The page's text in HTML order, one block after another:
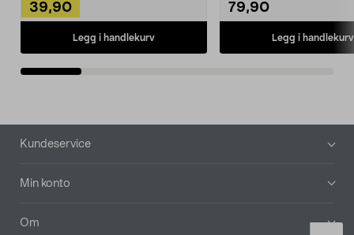
39,90
Legg i handlekurv
79,90
Legg i handlekurv
Bunntekst
Kundeservice
Min konto
Om